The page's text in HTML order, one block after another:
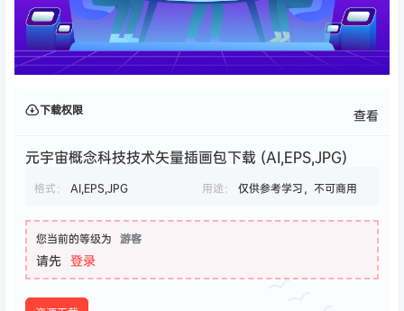
下载权限 查看
元宇宙概念科技技术矢量插画包下载 (AI,EPS,JPG)
格式： AI,EPS,JPG 用途： 仅供参考学习，不可商用
您当前的等级为 游客
请先 登录